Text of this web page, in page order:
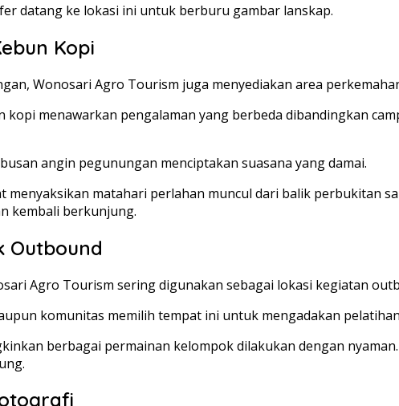
datang ke lokasi ini untuk berburu gambar lanskap.
Kopi
Wonosari Agro Tourism juga menyediakan area
kopi menawarkan pengalaman yang berbeda dibandingkan
angin pegunungan menciptakan suasana yang damai.
menyaksikan matahari perlahan muncul dari balik perbukitan
kembali berkunjung.
Outbound
Agro Tourism sering digunakan sebagai lokasi kegiatan
komunitas memilih tempat ini untuk mengadakan
berbagai permainan kelompok dilakukan dengan